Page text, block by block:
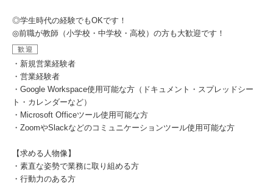
◎学生時代の経験でもOKです！
◎前職が教師（小学校・中学校・高校）の方も大歓迎です！
歓迎
・新規営業経験者
・営業経験者
・Google Workspace使用可能な方（ドキュメント・スプレッドシー
ト・カレンダーなど）
・Microsoft Officeツール使用可能な方
・ZoomやSlackなどのコミュニケーションツール使用可能な方
【求める人物像】
・素直な姿勢で業務に取り組める方
・行動力のある方